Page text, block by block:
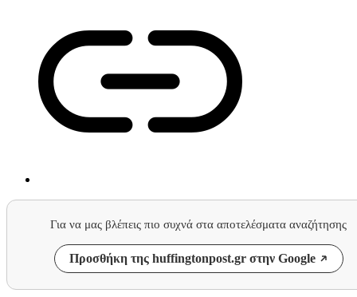
Για να μας βλέπεις πιο συχνά στα αποτελέσματα αναζήτησης
Προσθήκη της huffingtonpost.gr στην Google